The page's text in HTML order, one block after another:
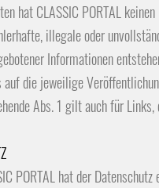
hat CLASSIC PORTAL
illegale oder
Informationen
auf die jeweilige
Abs. 1 gilt auch für
PORTAL hat der